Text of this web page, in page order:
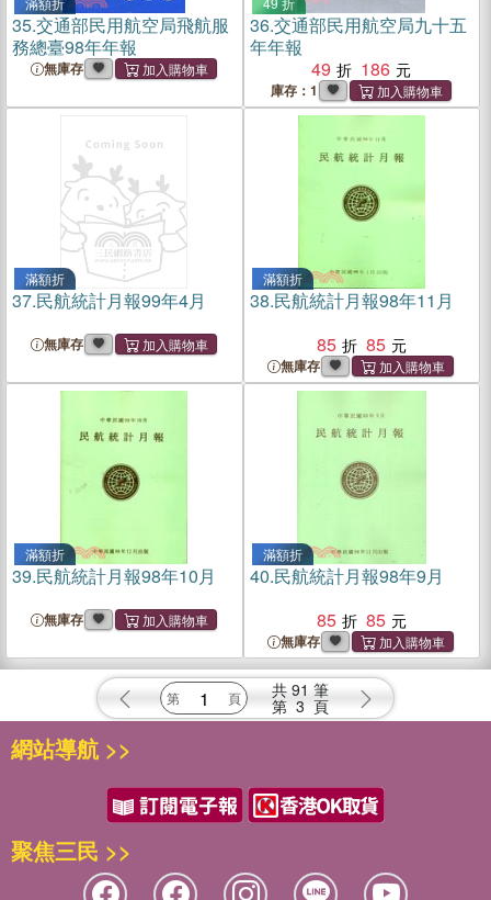
35.交通部民用航空局飛航服
務總臺98年年報
無庫存
36.交通部民用航空局九十五
年年報
49
186
庫存：1
滿額折
37.民航統計月報99年4月
無庫存
滿額折
38.民航統計月報98年11月
85
85
無庫存
滿額折
39.民航統計月報98年10月
無庫存
滿額折
40.民航統計月報98年9月
85
85
無庫存
共 91 筆
第 3 頁
網站導航 >>
聚焦三民 >>